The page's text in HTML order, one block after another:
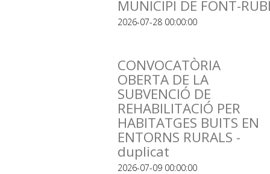
MUNICIPI DE FONT-
2026-07-28 00:00:00
CONVOCATÒRIA
OBERTA DE LA
SUBVENCIÓ DE
REHABILITACIÓ PER
HABITATGES BUITS EN
ENTORNS RURALS -
duplicat
2026-07-09 00:00:00